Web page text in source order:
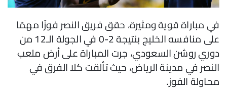
في مباراة قوية ومثيرة، حقق فريق النصر فوزًا مهمًا
على منافسه الخليج بنتيجة 2-0 في الجولة الـ12 من
دوري روشن السعودي، جرت المباراة على أرض ملعب
النصر في مدينة الرياض، حيث تألقت كلا الفرق في
محاولة الفوز.